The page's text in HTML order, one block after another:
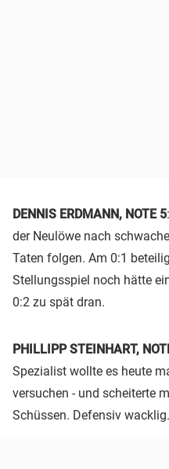
DENNIS ERDMANN, NOTE 5
der Neulöwe nach
Taten folgen. Am 0:1
Stellungsspiel noch hätte
0:2 zu spät dran.
PHILLIPP STEINHART,
Spezialist wollte es heute
versuchen - und scheiterte
Schüssen. Defensiv wacklig.